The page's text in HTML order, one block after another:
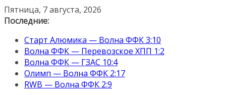
Перейти
к
Пятница, 7 августа, 2026
Последние:
Старт Алюмика — Волна ФФК 3:10
Волна ФФК — Перевозское ХПП 1:2
Волна ФФК — ГЗАС 10:4
Олимп — Волна ФФК 2:17
RWB — Волна ФФК 2:9